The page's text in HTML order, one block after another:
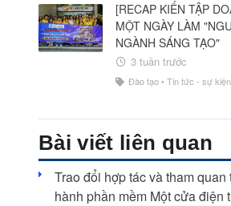
[RECAP KIẾN TẬP
MỘT NGÀY LÀM
NGÀNH SÁNG TẠO"
3 tuần trước
Đào tạo• Tin tức - sự kiện
Bài viết liên quan
Trao đổi hợp tác và tham quan
hành phần mềm Một cửa điện